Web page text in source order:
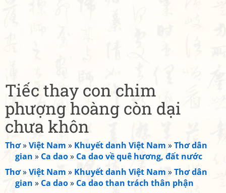
Tiếc thay con chim
phượng hoàng còn dại
chưa khôn
Thơ»Việt Nam » Khuyết danh Việt Nam »Thơ dân
gian » Ca dao» Ca dao về quê hương, đất nước
Thơ»Việt Nam » Khuyết danh Việt Nam »Thơ dân
gian » Ca dao» Ca dao than trách thân phận